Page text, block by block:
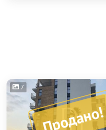
Продано!
7